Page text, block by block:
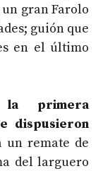
gran Farolo
guión que
en el último
primera
dispusieron
un remate de
del larguero